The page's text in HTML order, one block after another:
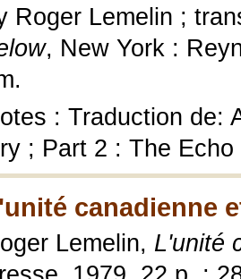
Roger Lemelin ;
, New York :
: Traduction de:
; Part 2 : The Echo
canadienne
Lemelin, L'unité